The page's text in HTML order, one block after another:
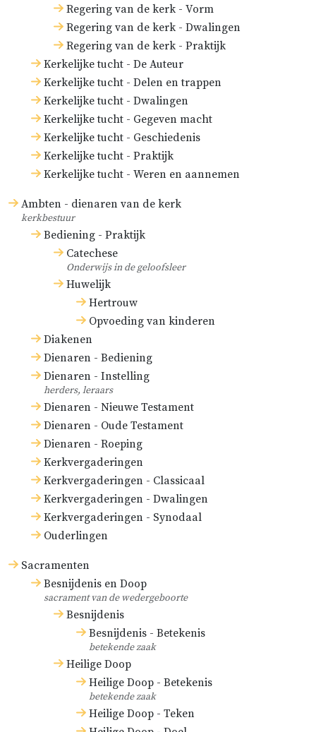
Regering van de kerk - Vorm
Regering van de kerk - Dwalingen
Regering van de kerk - Praktijk
Kerkelijke tucht - De Auteur
Kerkelijke tucht - Delen en trappen
Kerkelijke tucht - Dwalingen
Kerkelijke tucht - Gegeven macht
Kerkelijke tucht - Geschiedenis
Kerkelijke tucht - Praktijk
Kerkelijke tucht - Weren en aannemen
Ambten - dienaren van de kerk
kerkbestuur
Bediening - Praktijk
Catechese
Onderwijs in de geloofsleer
Huwelijk
Hertrouw
Opvoeding van kinderen
Diakenen
Dienaren - Bediening
Dienaren - Instelling
herders, leraars
Dienaren - Nieuwe Testament
Dienaren - Oude Testament
Dienaren - Roeping
Kerkvergaderingen
Kerkvergaderingen - Classicaal
Kerkvergaderingen - Dwalingen
Kerkvergaderingen - Synodaal
Ouderlingen
Sacramenten
Besnijdenis en Doop
sacrament van de wedergeboorte
Besnijdenis
Besnijdenis - Betekenis
betekende zaak
Heilige Doop
Heilige Doop - Betekenis
betekende zaak
Heilige Doop - Teken